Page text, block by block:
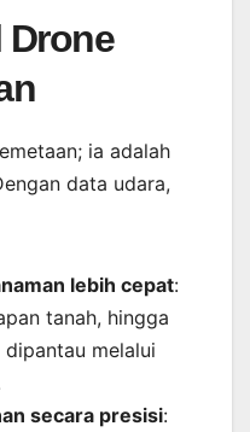
Drone
ia adalah
data udara,
lebih cepat:
tanah, hingga
melalui
secara presisi: